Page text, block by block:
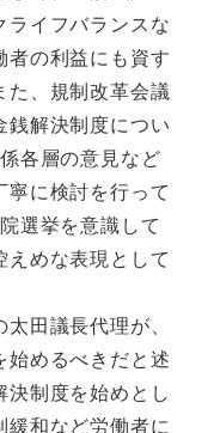
ライフバランスな
者の利益にも資す
た、規制改革会議
銭解決制度につい
各層の意見など
に検討を行って
選挙を意識して
めな表現として
田議長代理が、
始めるべきだと述
制度を始めとし
緩和など労働者に